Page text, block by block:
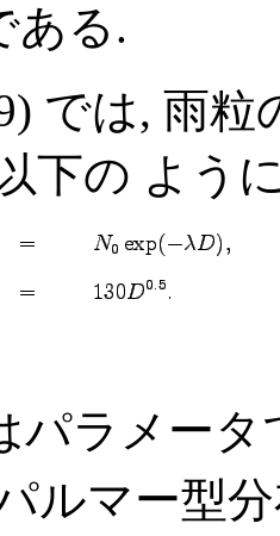
ある.
では, 雨
下の よう
パラメータ
ルマー型分